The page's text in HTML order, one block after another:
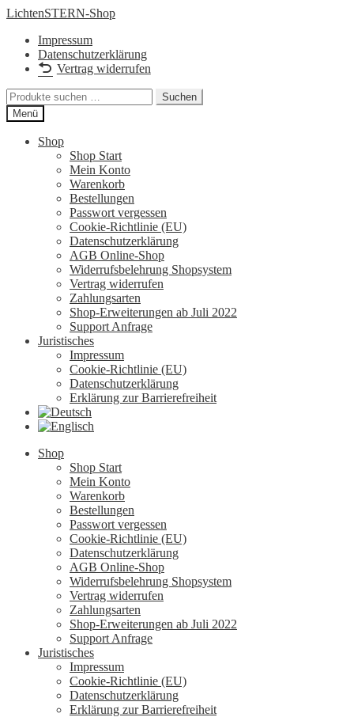
Zur
springen
Zum
springen
LichtenSTERN-Shop
Impressum
Datenschutzerklärung
Vertrag widerrufen
Suchen
nach:
Suchen
Menü
Shop
Shop Start
Mein Konto
Warenkorb
Bestellungen
Passwort vergessen
Cookie-Richtlinie (EU)
Datenschutzerklärung
AGB Online-Shop
Widerrufsbelehrung Shopsystem
Vertrag widerrufen
Zahlungsarten
Shop-Erweiterungen ab Juli 2022
Support Anfrage
Juristisches
Impressum
Cookie-Richtlinie (EU)
Datenschutzerklärung
Erklärung zur Barrierefreiheit
Shop
Shop Start
Mein Konto
Warenkorb
Bestellungen
Passwort vergessen
Cookie-Richtlinie (EU)
Datenschutzerklärung
AGB Online-Shop
Widerrufsbelehrung Shopsystem
Vertrag widerrufen
Zahlungsarten
Shop-Erweiterungen ab Juli 2022
Support Anfrage
Juristisches
Impressum
Cookie-Richtlinie (EU)
Datenschutzerklärung
Erklärung zur Barrierefreiheit